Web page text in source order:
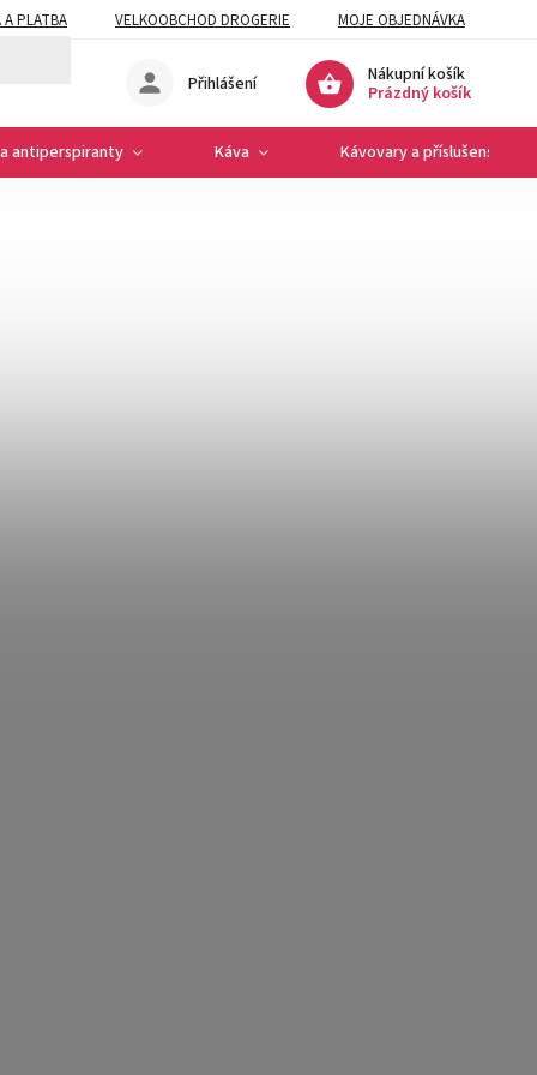
PLATBA VELKOOBCHOD DROGERIE MOJE OBJEDNÁVKA
Nákupní košík
Prázdný košík
Přihlášení
antiperspiranty Káva Kávovary a příslušenství